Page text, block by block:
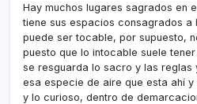
Hay muchos lugares sagrados en
tiene sus espacios consagrados a
puede ser tocable, por supuesto,
puesto que lo intocable suele
se resguarda lo sacro y las reglas
esa especie de aire que esta ahí­ y
y lo curioso, dentro de